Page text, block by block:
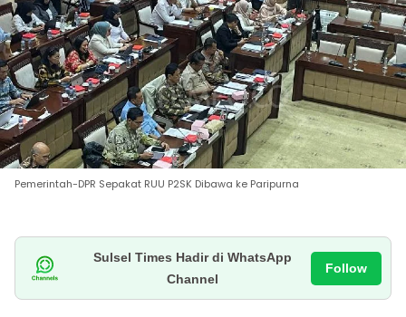
Pemerintah-DPR Sepakat RUU P2SK Dibawa ke Paripurna
Sulsel Times Hadir di WhatsApp
Channel
Follow